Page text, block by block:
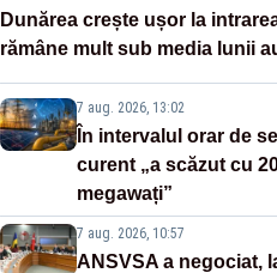
Dunărea crește ușor la
rămâne mult sub media lunii
7 aug. 2026, 13:02
În intervalul orar de
curent „a scăzut cu
megawați”
7 aug. 2026, 10:57
ANSVSA a negociat,